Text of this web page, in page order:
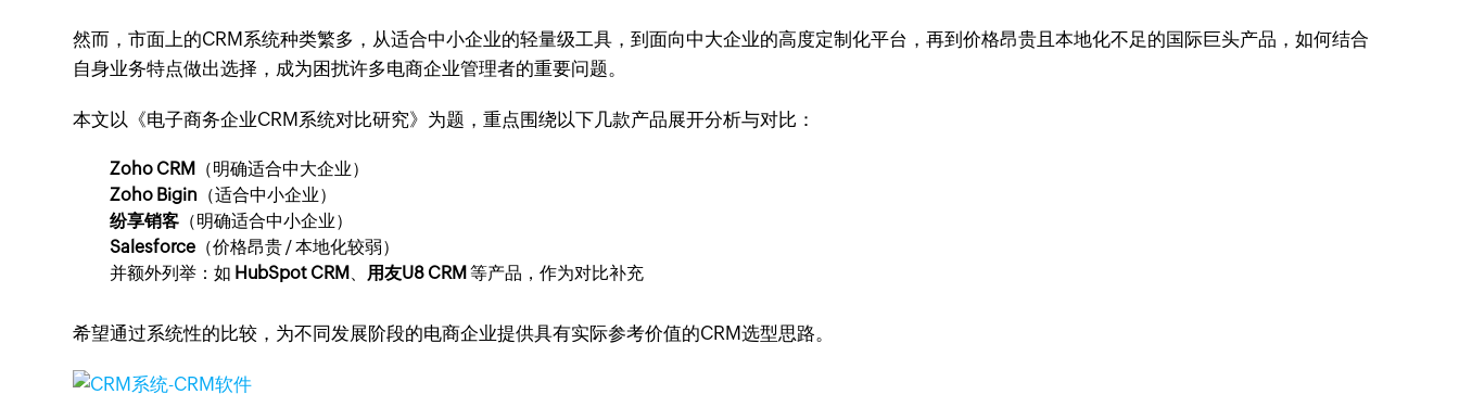
然而，市面上的CRM系统种类繁多，从适合中小企业的轻量级工具，到面向中大企业的高度定制化平台，再到价格昂贵且本地化不足的国际巨头产品，如何结合
自身业务特点做出选择，成为困扰许多电商企业管理者的重要问题。
本文以《电子商务企业CRM系统对比研究》为题，重点围绕以下几款产品展开分析与对比：
Zoho CRM （明确适合中大企业）
Zoho Bigin （适合中小企业）
纷享销客 （明确适合中小企业）
Salesforce （价格昂贵 / 本地化较弱）
并额外列举：如 HubSpot CRM、 用友U8 CRM 等产品，作为对比补充
希望通过系统性的比较，为不同发展阶段的电商企业提供具有实际参考价值的CRM选型思路。